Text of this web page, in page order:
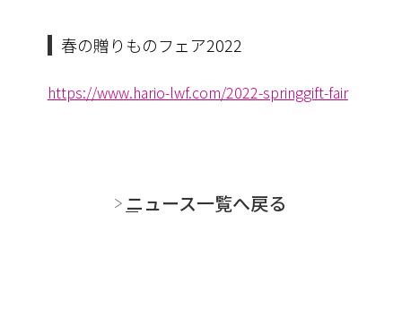
春の贈りものフェア2022
https://www.hario-lwf.com/2022-springgift-fair
ニュース一覧へ戻る